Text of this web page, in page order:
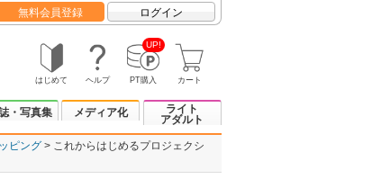
無料会員登録 ログイン
はじめて ヘルプ
UP!
PT購入 カート
・写真集 メディア化
ライト
アダルト
ピング
これからはじめるプロジェクシ